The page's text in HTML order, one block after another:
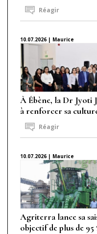
Réagir
10.07.2026 | Maurice
À Ébène, la Dr Jyoti
à renforcer sa
Réagir
10.07.2026 | Maurice
Agriterra lance sa
objectif de plus de 95